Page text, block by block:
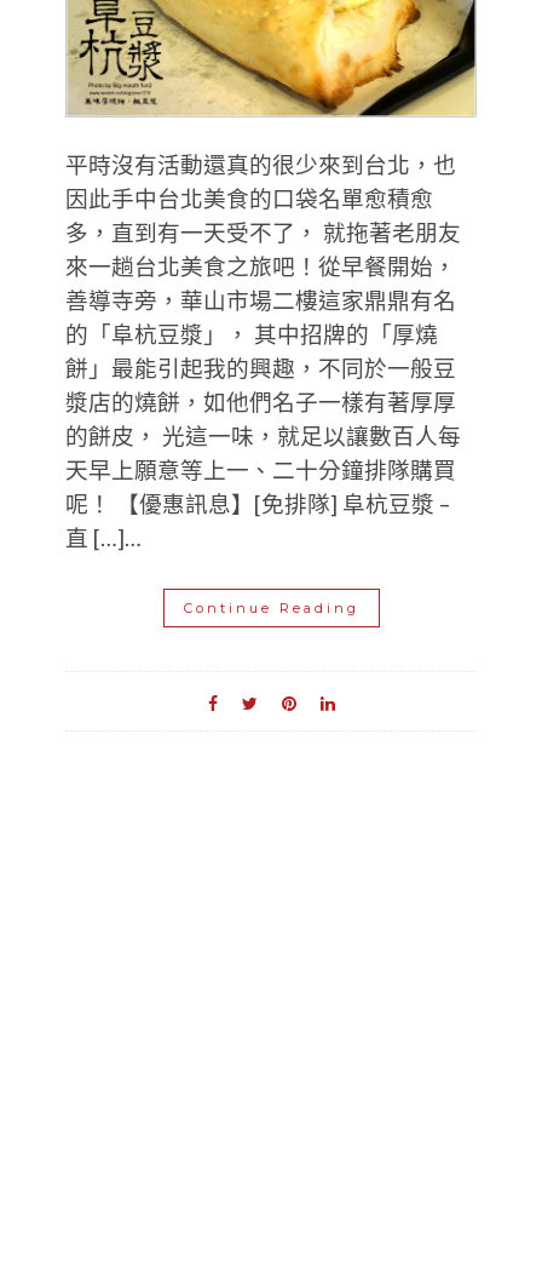
平時沒有活動還真的很少來到台北，也
因此手中台北美食的口袋名單愈積愈
多，直到有一天受不了， 就拖著老朋友
來一趟台北美食之旅吧！從早餐開始，
善導寺旁，華山市場二樓這家鼎鼎有名
的「阜杭豆漿」， 其中招牌的「厚燒
餅」最能引起我的興趣，不同於一般豆
漿店的燒餅，如他們名子一樣有著厚厚
的餅皮， 光這一味，就足以讓數百人每
天早上願意等上一、二十分鐘排隊購買
呢！ 【優惠訊息】[免排隊] 阜杭豆漿 –
直 […]…
Continue Reading